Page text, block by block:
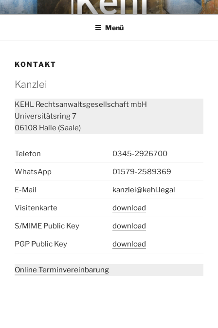
Zum
InhaltKEHL
Rechtsanwaltsgesellschaft mbH
Menü
KONTAKT
Kanzlei
KEHL Rechtsanwaltsgesellschaft mbH
Universitätsring 7
06108 Halle (Saale)
Telefon 0345-2926700
WhatsApp 01579-2589369
E-Mail kanzlei@kehl.legal
Visitenkarte download
S/MIME Public Key download
PGP Public Key download
Online Terminvereinbarung